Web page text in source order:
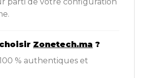
Zonetech.ma ?
% authentiques et